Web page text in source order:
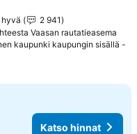
hyvä
2 941
Vaasan rautatieasema
kaupunki kaupungin sisällä -
Katso hinnat